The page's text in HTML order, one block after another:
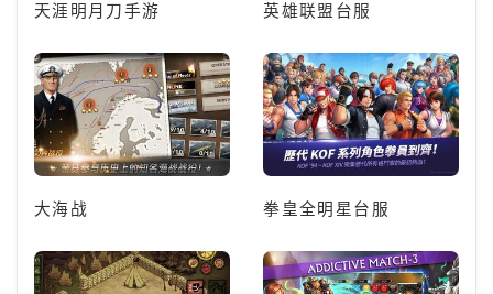
天涯明月刀手游 英雄联盟台服
大海战 拳皇全明星台服